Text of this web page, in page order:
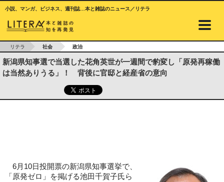
小説、マンガ、ビジネス、週刊誌…本と雑誌のニュース／リテラ
リテラ 社会 政治
新潟県知事選で当選した花角英世が一週間で豹変し「原発再稼働
は当然ありうる」！ 背後に官邸と経産省の意向
6月10日投開票の新潟県知事選挙で、
「原発ゼロ」を掲げる池田千賀子氏ら